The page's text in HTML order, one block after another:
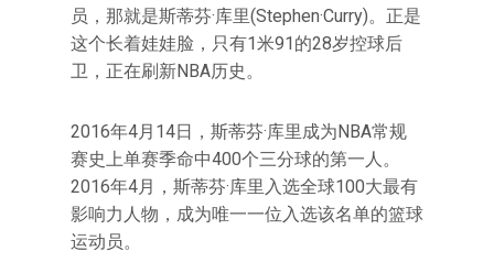
员，那就是斯蒂芬·库里(Stephen·Curry)。正是
这个长着娃娃脸，只有1米91的28岁控球后
卫，正在刷新NBA历史。
2016年4月14日，斯蒂芬·库里成为NBA常规
赛史上单赛季命中400个三分球的第一人。
2016年4月，斯蒂芬·库里入选全球100大最有
影响力人物，成为唯一一位入选该名单的篮球
运动员。